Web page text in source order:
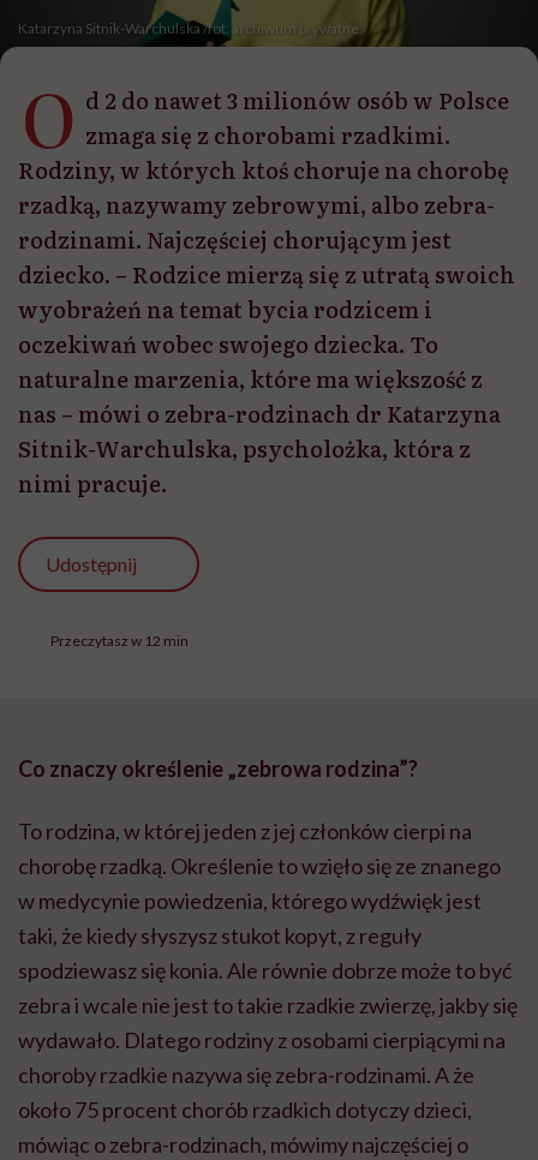
Katarzyna Sitnik-Warchulska /fot. archiwum prywatne
O d 2 do nawet 3 milionów osób w Polsce
zmaga się z chorobami rzadkimi.
Rodziny, w których ktoś choruje na chorobę
rzadką, nazywamy zebrowymi, albo zebra-
rodzinami. Najczęściej chorującym jest
dziecko. – Rodzice mierzą się z utratą swoich
wyobrażeń na temat bycia rodzicem i
oczekiwań wobec swojego dziecka. To
naturalne marzenia, które ma większość z
nas – mówi o zebra-rodzinach dr Katarzyna
Sitnik-Warchulska, psycholożka, która z
nimi pracuje.
Udostępnij
Przeczytasz w 12 min
Co znaczy określenie „zebrowa rodzina”?
To rodzina, w której jeden z jej członków cierpi na
chorobę rzadką. Określenie to wzięło się ze znanego
w medycynie powiedzenia, którego wydźwięk jest
taki, że kiedy słyszysz stukot kopyt, z reguły
spodziewasz się konia. Ale równie dobrze może to być
zebra i wcale nie jest to takie rzadkie zwierzę, jakby się
wydawało. Dlatego rodziny z osobami cierpiącymi na
choroby rzadkie nazywa się zebra-rodzinami. A że
około 75 procent chorób rzadkich dotyczy dzieci,
mówiąc o zebra-rodzinach, mówimy najczęściej o